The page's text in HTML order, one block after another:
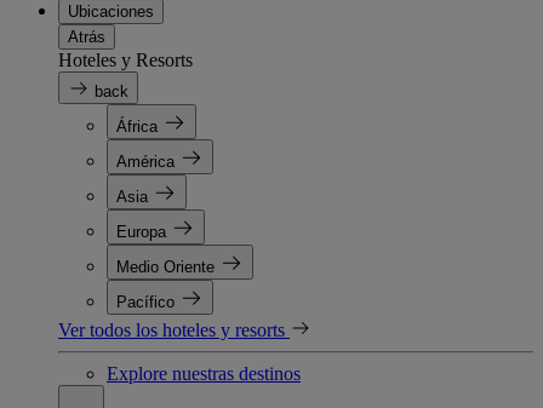
Ubicaciones
Atrás
Hoteles y Resorts
back
África
América
Asia
Europa
Medio Oriente
Pacífico
Ver todos los hoteles y resorts
Explore nuestras destinos